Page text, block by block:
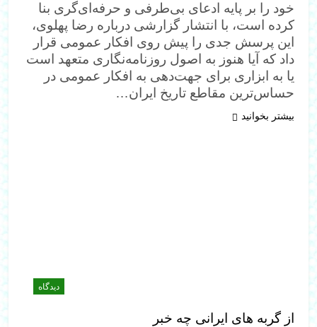
خود را بر پایه ادعای بی‌طرفی و حرفه‌ای‌گری بنا
کرده است، با انتشار گزارشی درباره رضا پهلوی،
این پرسش جدی را پیش روی افکار عمومی قرار
داد که آیا هنوز به اصول روزنامه‌نگاری متعهد است
یا به ابزاری برای جهت‌دهی به افکار عمومی در
حساس‌ترین مقاطع تاریخ ایران…
بیشتر بخوانید
دیدگاه
از گربه های ایرانی چه خبر